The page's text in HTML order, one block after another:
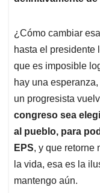
¿Cómo cambiar
hasta el presidente
que es imposible
hay una
un progresista
congreso sea
al pueblo, para
EPS, y que retorne
la vida, esa es la
mantengo aún.